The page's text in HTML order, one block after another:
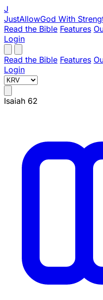
J
JustAllowGod With
Read the Bible Features
Login
Read the Bible Features
Login
Isaiah 62